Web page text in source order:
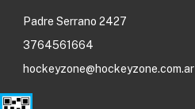
Padre Serrano 2427
3764561664
hockeyzone@hockeyzone.com.ar